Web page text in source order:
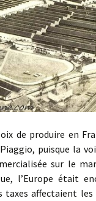
en
puisque la
sur le
l’Europe était
taxes affectaient